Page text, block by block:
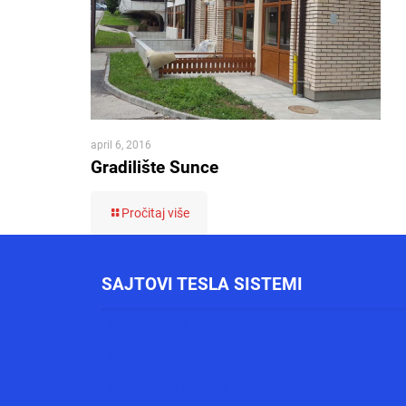
april 6, 2016
Gradilište Sunce
Pročitaj više
SAJTOVI TESLA SISTEMI